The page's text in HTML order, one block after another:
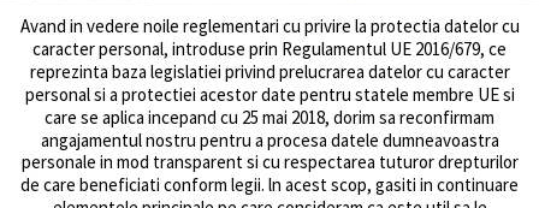
Rezultat concurs expert – proba scrisa
06/08/2026 inResurse umane / Achizitii
Anunt concurs
05/08/2026 Resurse umane / Achizitii
Avand in vedere noile reglementari cu privire la protectia datelor cu
caracter personal, introduse prin Regulamentul UE 2016/679, ce
reprezinta baza legislatiei privind prelucrarea datelor cu caracter
personal si a protectiei acestor date pentru statele membre UE si
care se aplica incepand cu 25 mai 2018, dorim sa reconfirmam
angajamentul nostru pentru a procesa datele dumneavoastra
personale in mod transparent si cu respectarea tuturor drepturilor
de care beneficiati conform legii. ln acest scop, gasiti in continuare